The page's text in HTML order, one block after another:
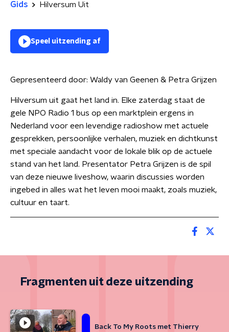
Gids Hilversum Uit
Speel uitzending af
Gepresenteerd door: Waldy van Geenen & Petra Grijzen
Hilversum uit gaat het land in. Elke zaterdag staat de
gele NPO Radio 1 bus op een marktplein ergens in
Nederland voor een levendige radioshow met actuele
gesprekken, persoonlijke verhalen, muziek en dichtkunst
met speciale aandacht voor de lokale blik op de actuele
stand van het land. Presentator Petra Grijzen is de spil
van deze nieuwe liveshow, waarin discussies worden
ingebed in alles wat het leven mooi maakt, zoals muziek,
cultuur en taart.
Fragmenten uit deze uitzending
Back To My Roots met Thierry